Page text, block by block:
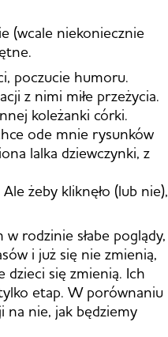
(wcale niekoniecznie
poczucie humoru.
z nimi miłe przeżycia.
koleżanki córki.
ode mnie rysunków
lalka dziewczynki, z
żeby kliknęło (lub nie),
rodzinie słabe poglądy,
i już się nie zmienią,
dzieci się zmienią. Ich
etap. W porównaniu
na nie, jak będziemy